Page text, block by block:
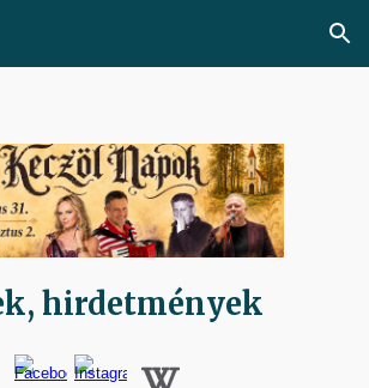
Skip to navigation
hirdetmények